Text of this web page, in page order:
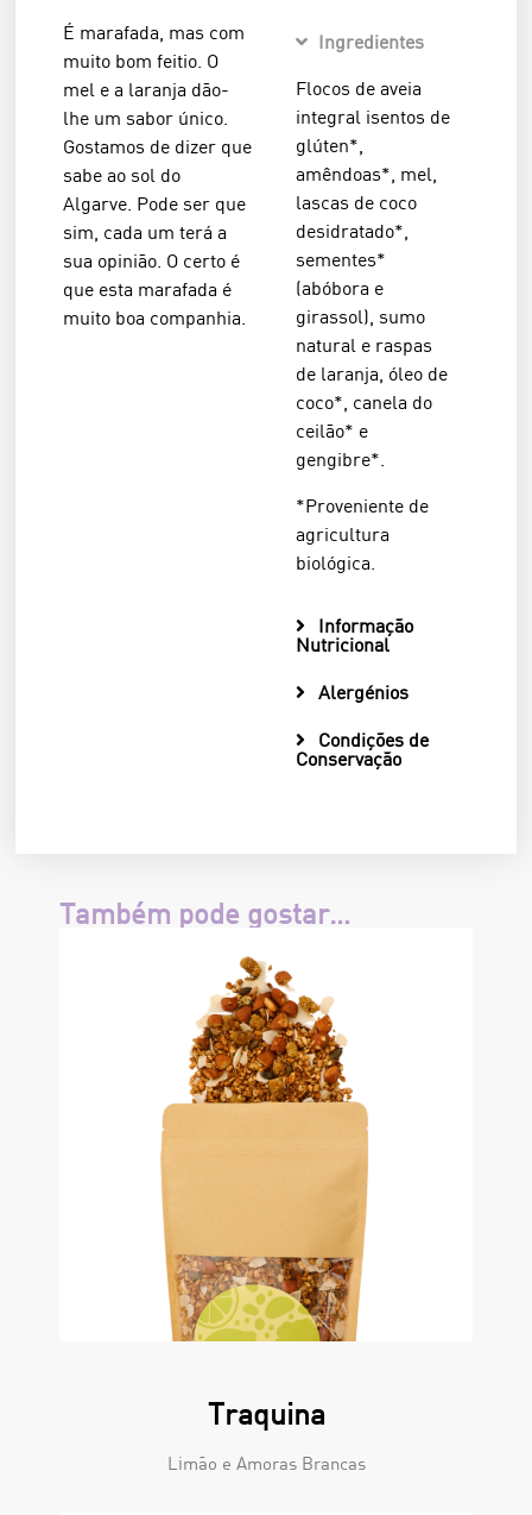
É marafada, mas com
muito bom feitio. O
mel e a laranja dão-
lhe um sabor único.
Gostamos de dizer que
sabe ao sol do
Algarve. Pode ser que
sim, cada um terá a
sua opinião. O certo é
que esta marafada é
muito boa companhia.
Ingredientes
Flocos de aveia
integral isentos de
glúten*,
amêndoas*, mel,
lascas de coco
desidratado*,
sementes*
(abóbora e
girassol), sumo
natural e raspas
de laranja, óleo de
coco*, canela do
ceilão* e
gengibre*.
*Proveniente de
agricultura
biológica.
Informação
Nutricional
Alergénios
Condições de
Conservação
Também pode gostar…
Traquina
Limão e Amoras Brancas